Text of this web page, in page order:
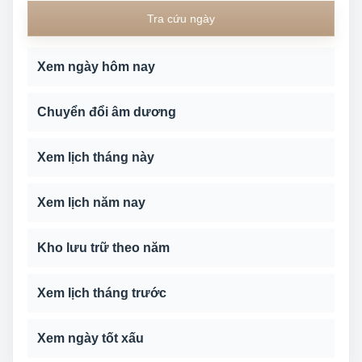
Tra cứu ngày
Xem ngày hôm nay
Chuyển đổi âm dương
Xem lịch tháng này
Xem lịch năm nay
Kho lưu trữ theo năm
Xem lịch tháng trước
Xem ngày tốt xấu